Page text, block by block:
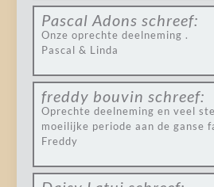
Pascal Adons schreef:
Onze oprechte deelneming .
Pascal & Linda
freddy bouvin schreef:
Oprechte deelneming en veel
moeilijke periode aan de ganse
Freddy